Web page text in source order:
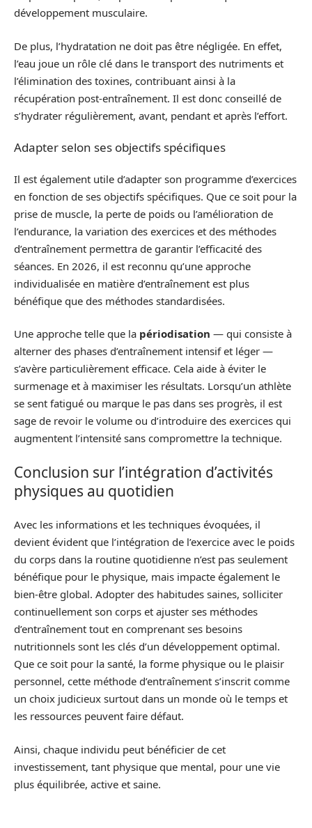
développement musculaire.
De plus, l’hydratation ne doit pas être négligée. En effet,
l’eau joue un rôle clé dans le transport des nutriments et
l’élimination des toxines, contribuant ainsi à la
récupération post-entraînement. Il est donc conseillé de
s’hydrater régulièrement, avant, pendant et après l’effort.
Adapter selon ses objectifs spécifiques
Il est également utile d’adapter son programme d’exercices
en fonction de ses objectifs spécifiques. Que ce soit pour la
prise de muscle, la perte de poids ou l’amélioration de
l’endurance, la variation des exercices et des méthodes
d’entraînement permettra de garantir l’efficacité des
séances. En 2026, il est reconnu qu’une approche
individualisée en matière d’entraînement est plus
bénéfique que des méthodes standardisées.
Une approche telle que la périodisation — qui consiste à
alterner des phases d’entraînement intensif et léger —
s’avère particulièrement efficace. Cela aide à éviter le
surmenage et à maximiser les résultats. Lorsqu’un athlète
se sent fatigué ou marque le pas dans ses progrès, il est
sage de revoir le volume ou d’introduire des exercices qui
augmentent l’intensité sans compromettre la technique.
Conclusion sur l’intégration d’activités
physiques au quotidien
Avec les informations et les techniques évoquées, il
devient évident que l’intégration de l’exercice avec le poids
du corps dans la routine quotidienne n’est pas seulement
bénéfique pour le physique, mais impacte également le
bien-être global. Adopter des habitudes saines, solliciter
continuellement son corps et ajuster ses méthodes
d’entraînement tout en comprenant ses besoins
nutritionnels sont les clés d’un développement optimal.
Que ce soit pour la santé, la forme physique ou le plaisir
personnel, cette méthode d’entraînement s’inscrit comme
un choix judicieux surtout dans un monde où le temps et
les ressources peuvent faire défaut.
Ainsi, chaque individu peut bénéficier de cet
investissement, tant physique que mental, pour une vie
plus équilibrée, active et saine.